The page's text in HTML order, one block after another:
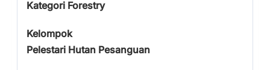
Kategori Forestry
Kelompok
Pelestari Hutan Pesanguan